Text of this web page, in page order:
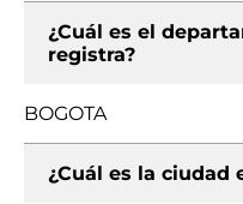
¿Cuál es el
registra?
BOGOTA
¿Cuál es la ciudad